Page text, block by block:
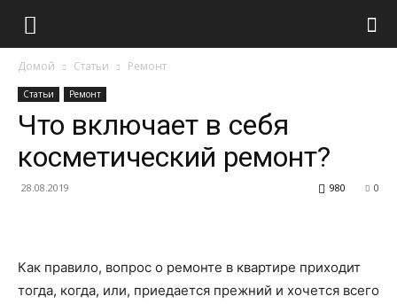
Домой Статьи Ремонт
Статьи Ремонт
Что включает в себя
косметический ремонт?
28.08.2019 0
980
Как правило, вопрос о ремонте в квартире приходит
тогда, когда, или, приедается прежний и хочется всего